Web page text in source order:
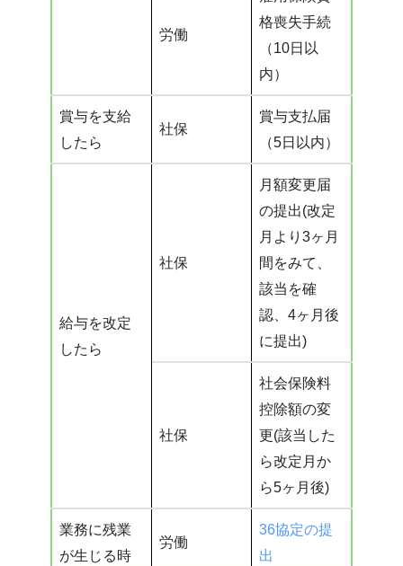
労働
格喪失手続
（10日以
内）
賞与を支給
したら
社保
賞与支払届
（5日以内）
給与を改定
したら
社保
月額変更届
の提出(改定
月より3ヶ月
間をみて、
該当を確
認、4ヶ月後
に提出)
社保
社会保険料
控除額の変
更(該当した
ら改定月か
ら5ヶ月後)
業務に残業
が生じる時
労働
36協定の提
出